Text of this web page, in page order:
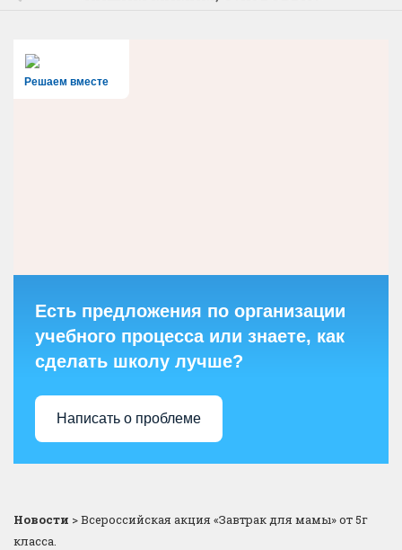
Решаем вместе
Есть предложения по организации
учебного процесса или знаете, как
сделать школу лучше?
Написать о проблеме
Новости >Всероссийская акция «Завтрак для мамы» от 5г
класса.